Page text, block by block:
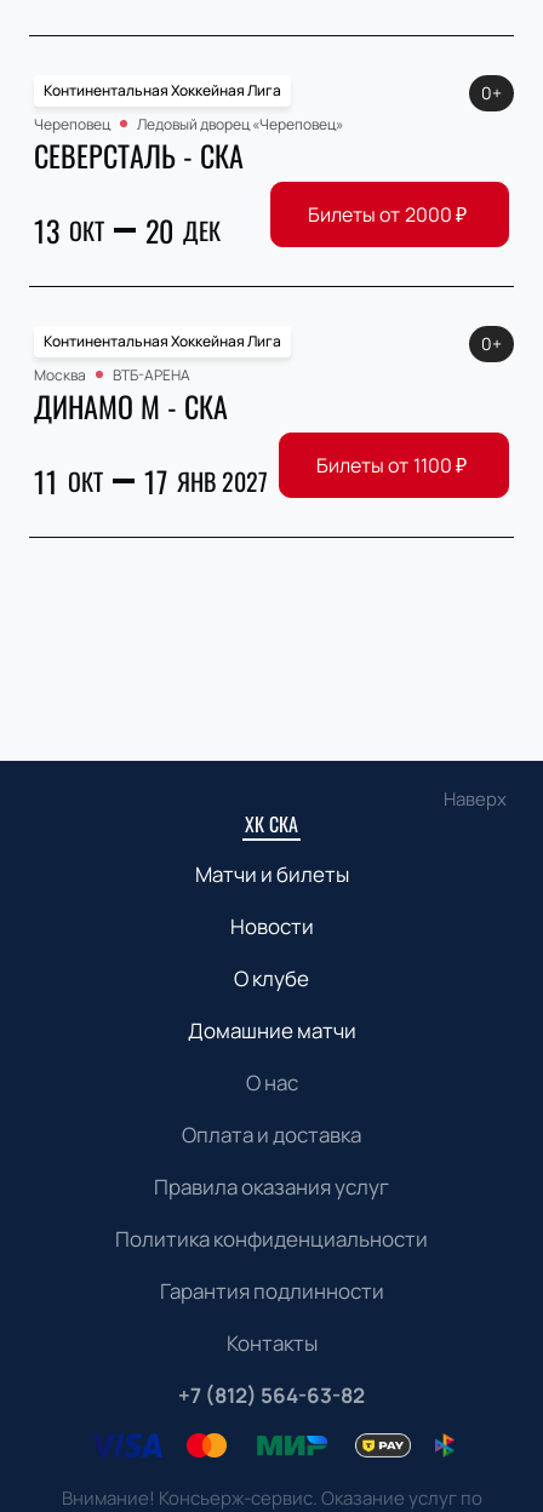
Континентальная Хоккейная Лига
Череповец
Ледовый дворец «Череповец»
СЕВЕРСТАЛЬ - СКА
13 ОКТ 20 ДЕК
0+
Билеты от2000₽
Континентальная Хоккейная Лига
Москва
ВТБ-АРЕНА
ДИНАМО М - СКА
11 ОКТ 17 ЯНВ 2027
0+
Билеты от 1100₽
Наверх
ХК СКА
Матчи и билеты
Новости
О клубе
Домашние матчи
О нас
Оплата и доставка
Правила оказания услуг
Политика конфиденциальности
Гарантия подлинности
Контакты
+7 (812) 564-63-82
Внимание! Консьерж-сервис. Оказание услуг по